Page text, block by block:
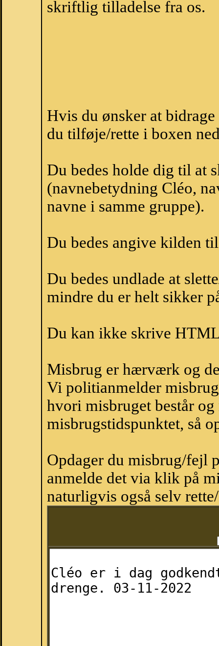
skriftlig tilladelse fra os.
Hvis du ønsker at
du tilføje/rette i boxen
Du bedes holde dig til at
(navnebetydning Cléo,
navne i samme gruppe).
Du bedes angive kilden
Du bedes undlade at
mindre du er helt sikker
Du kan ikke skrive
Misbrug er hærværk og
Vi politianmelder
hvori misbruget består
misbrugstidspunktet, så
Opdager du misbrug/fejl
anmelde det via klik på
naturligvis også selv